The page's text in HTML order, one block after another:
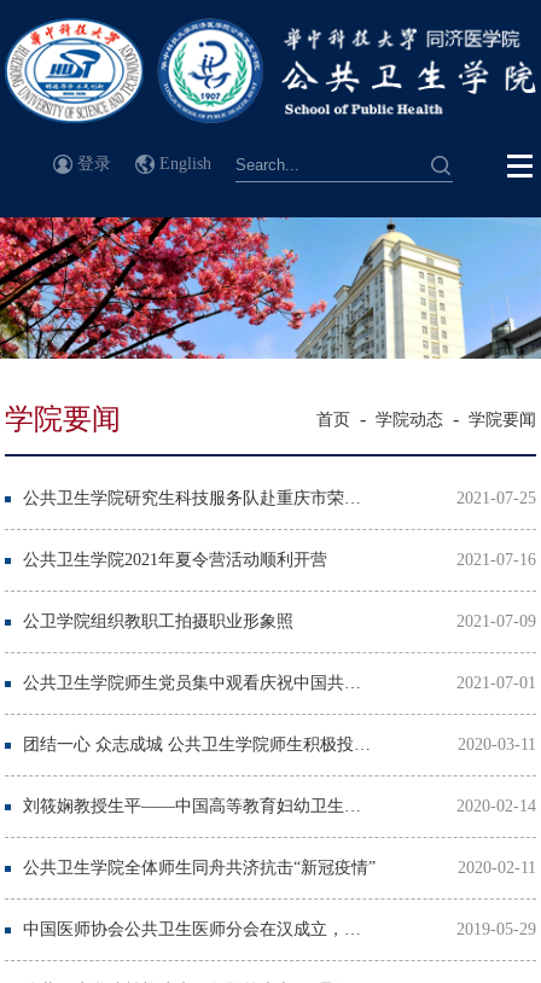
登录 English
学院要闻 首页 - 学院动态 - 学院要闻
2021-07-25
公共卫生学院2021年夏令营活动顺利开营 2021-07-16
公卫学院组织教职工拍摄职业形象照 2021-07-09
2021-07-01
2020-03-11
2020-02-14
公共卫生学院全体师生同舟共济抗击“新冠疫情” 2020-02-11
2019-05-29